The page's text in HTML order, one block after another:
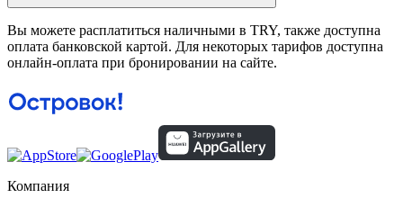
Вы можете расплатиться наличными в TRY, также доступна
оплата банковской картой. Для некоторых тарифов доступна
онлайн-оплата при бронировании на сайте.
Компания